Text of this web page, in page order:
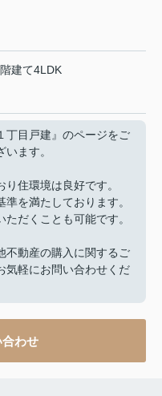
建て4LDK
丁目戸建』のページをご
ます。
住環境は良好です。
を満たしております。
だくことも可能です。
不動産の購入に関するご
気軽にお問い合わせくだ
わせ